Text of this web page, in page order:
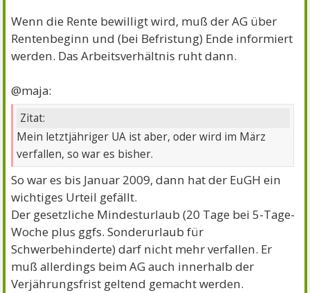
Wenn die Rente bewilligt wird, muß der AG über
Rentenbeginn und (bei Befristung) Ende informiert
werden. Das Arbeitsverhältnis ruht dann.
@maja:
Zitat:
Mein letztjähriger UA ist aber, oder wird im März
verfallen, so war es bisher.
So war es bis Januar 2009, dann hat der EuGH ein
wichtiges Urteil gefällt.
Der gesetzliche Mindesturlaub (20 Tage bei 5-Tage-
Woche plus ggfs. Sonderurlaub für
Schwerbehinderte) darf nicht mehr verfallen. Er
muß allerdings beim AG auch innerhalb der
Verjährungsfrist geltend gemacht werden.